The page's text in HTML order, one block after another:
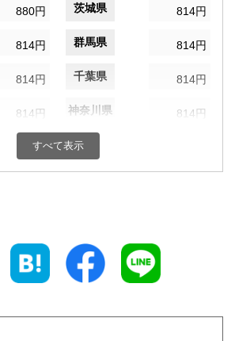
880円 茨城県 814円
814円 群馬県 814円
814円 千葉県 814円
814円 神奈川県 814円
880円 富山県
静岡県
880円 三重県
946円 京都府 946円
すべて表示